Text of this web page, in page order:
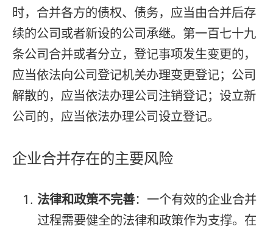
时，合并各方的债权、债务，应当由合并后存
续的公司或者新设的公司承继。第一百七十九
条公司合并或者分立，登记事项发生变更的，
应当依法向公司登记机关办理变更登记；公司
解散的，应当依法办理公司注销登记；设立新
公司的，应当依法办理公司设立登记。
企业合并存在的主要风险
法律和政策不完善：一个有效的企业合并
过程需要健全的法律和政策作为支撑。在